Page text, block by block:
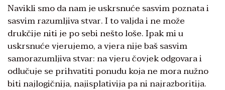
Navikli smo da nam je uskrsnuće sasvim poznata i
sasvim razumljiva stvar. I to valjda i ne može
drukčije niti je po sebi nešto loše. Ipak mi u
uskrsnuće vjerujemo, a vjera nije baš sasvim
samorazumljiva stvar: na vjeru čovjek odgovara i
odlučuje se prihvatiti ponudu koja ne mora nužno
biti najlogičnija, najisplativija pa ni najrazboritija.